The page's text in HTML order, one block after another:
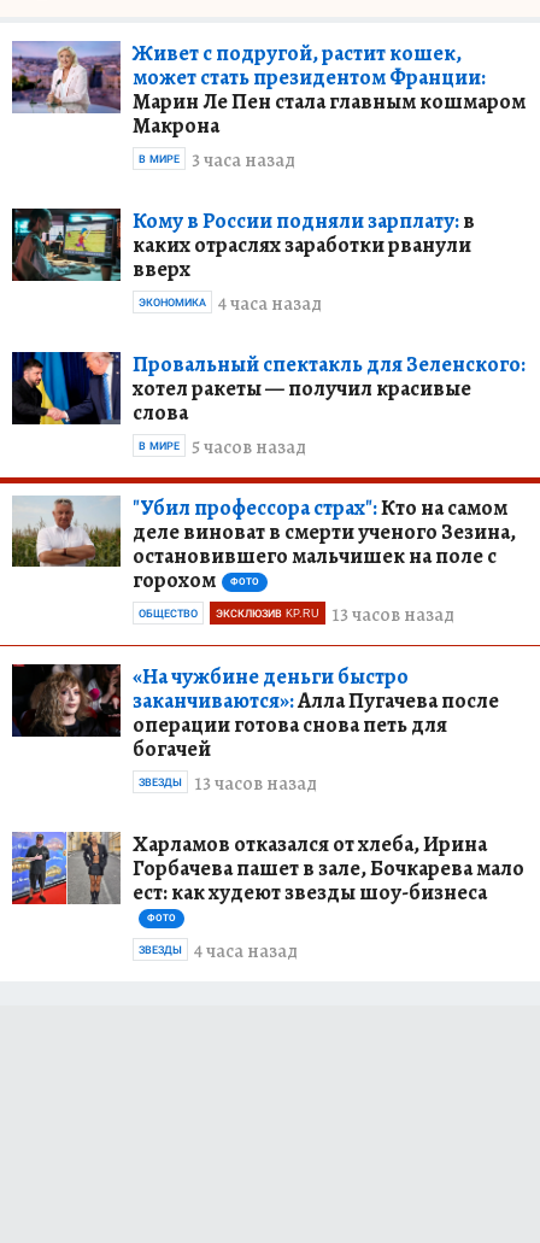
Живет с подругой, растит кошек,
может стать президентом Франции:
Марин Ле Пен стала главным кошмаром
Макрона
3 часа назад
В МИРЕ
Кому в России подняли зарплату:в
каких отраслях заработки рванули
вверх
4 часа назад
ЭКОНОМИКА
Провальный спектакль для Зеленского:
хотел ракеты — получил красивые
слова
5 часов назад
В МИРЕ
"Убил профессора страх":Кто на самом
деле виноват в смерти ученого Зезина,
остановившего мальчишек на поле с
горохом
ФОТО
13 часов назад
ОБЩЕСТВО ЭКСКЛЮЗИВ KP.RU
«На чужбине деньги быстро
заканчиваются»:Алла Пугачева после
операции готова снова петь для
богачей
13 часов назад
ЗВЕЗДЫ
Харламов отказался от хлеба, Ирина
Горбачева пашет в зале, Бочкарева мало
ест: как худеют звезды шоу-бизнеса
ФОТО
4 часа назад
ЗВЕЗДЫ